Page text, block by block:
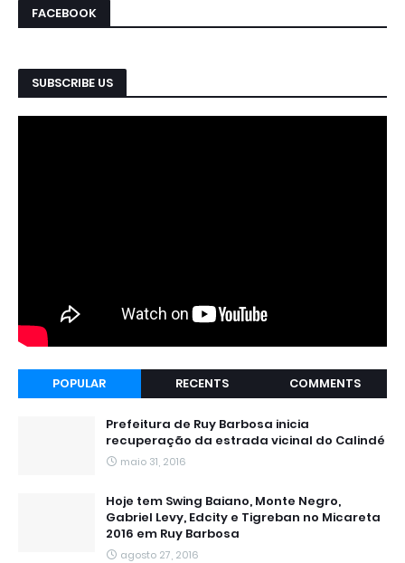
FACEBOOK
SUBSCRIBE US
POPULAR RECENTS COMMENTS
Prefeitura de Ruy Barbosa inicia
recuperação da estrada vicinal do Calindé
maio 31, 2016
Hoje tem Swing Baiano, Monte Negro,
Gabriel Levy, Edcity e Tigreban no Micareta
2016 em Ruy Barbosa
agosto 27, 2016